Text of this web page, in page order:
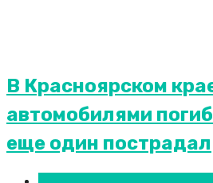
В Красноярском
автомобилями
еще один пострадал